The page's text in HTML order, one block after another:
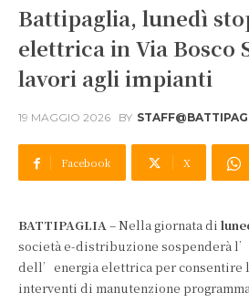
Battipaglia, lunedì
elettrica in Via Bosco
lavori agli impianti
19 MAGGIO 2026 BY
Facebook X
BATTIPAGLIA– Nella giornata di
società e-distribuzione sospenderà
dell’energia elettrica per consentire
interventi di manutenzione